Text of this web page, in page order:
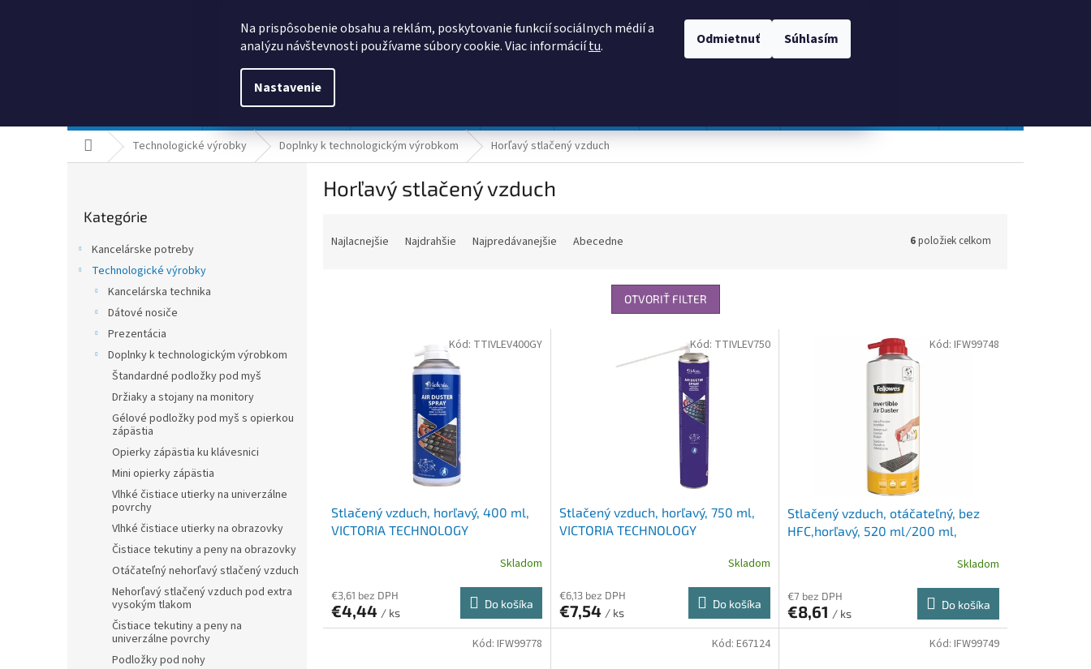
Na prispôsobenie obsahu a reklám, poskytovanie funkcií sociálnych médií a
analýzu návštevnosti používame súbory cookie. Viac informáciítu.
Nastavenie
Odmietnuť Súhlasím
Domov Technologické výrobky Doplnky k technologickým výrobkom Horľavý stlačený vzduch
kategórie
Kategórie
Kancelárske potreby
Technologické výrobky
Kancelárska technika
Dátové nosiče
Prezentácia
Doplnky k technologickým výrobkom
Štandardné podložky pod myš
Držiaky a stojany na monitory
Gélové podložky pod myš s opierkou
zápästia
Opierky zápästia ku klávesnici
Mini opierky zápästia
Vlhké čistiace utierky na univerzálne
povrchy
Vlhké čistiace utierky na obrazovky
Čistiace tekutiny a peny na obrazovky
Otáčateľný nehorľavý stlačený vzduch
Nehorľavý stlačený vzduch pod extra
vysokým tlakom
Čistiace tekutiny a peny na
univerzálne povrchy
Podložky pod nohy
Horľavý stlačený vzduch
Najlacnejšie Najdrahšie Najpredávanejšie Abecedne 6položiek celkom
OTVORIŤ FILTER
Stlačený vzduch, horľavý, 400 ml,
VICTORIA TECHNOLOGY
Skladom
€3,61 bez DPH
€4,44 / ks
Do košíka
Kód: TTIVLEV400GY
Stlačený vzduch, horľavý, 750 ml,
VICTORIA TECHNOLOGY
Skladom
€6,13 bez DPH
€7,54 / ks
Do košíka
Kód: TTIVLEV750
Stlačený vzduch, otáčateľný, bez
HFC,horľavý, 520 ml/200 ml,
Skladom
€7 bez DPH
€8,61 / ks
Do košíka
Kód: IFW99748
Kód: IFW99778 Kód: E67124 Kód: IFW99749